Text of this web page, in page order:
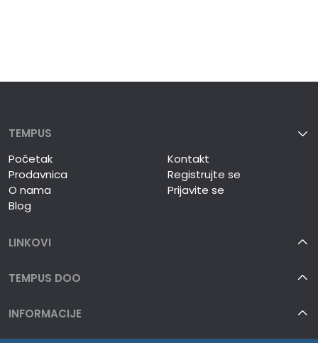
TEMPUS
Početak
Prodavnica
O nama
Blog
Kontakt
Registrujte se
Prijavite se
LINKOVI
TEMPUS DOO
INFORMACIJE